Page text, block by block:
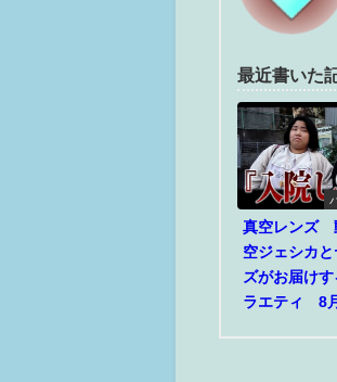
最近書いた
真空レンズ
空ジェシカ
ズがお届け
ラエティ 8